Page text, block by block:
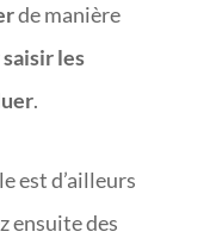
de manière
saisir les
.
est d’ailleurs
ensuite des